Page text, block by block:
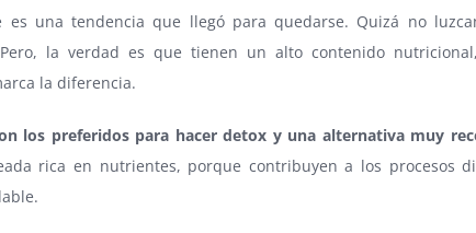
es una tendencia que llegó para quedarse. Quizá no
la verdad es que tienen un alto contenido
la diferencia.
los preferidos para hacer detox y una alternativa muy
rica en nutrientes, porque contribuyen a los procesos